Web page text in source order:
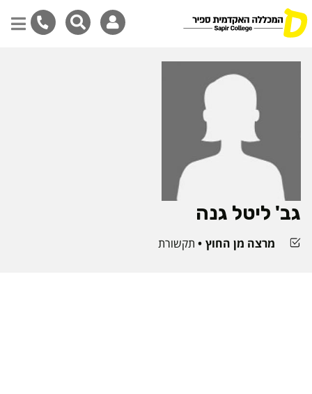
גב' ליטל גנה
מרצה מן החוץ תקשורת